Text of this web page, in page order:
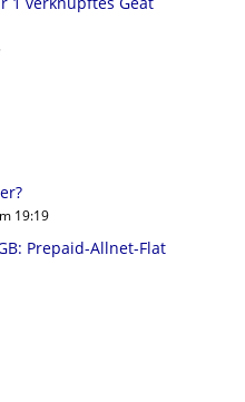
19:19
Prepaid-Allnet-Flat